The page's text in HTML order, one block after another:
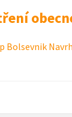
Bolsevnik Navrh